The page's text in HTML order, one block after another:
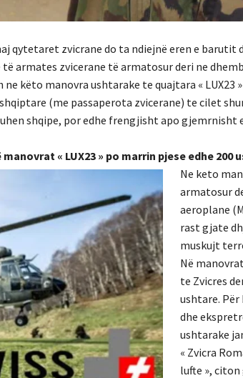
qytetaret zvicrane do ta ndiejnë eren e barutit
armates zvicerane të armatosur deri ne
këto manovra ushtarake te quajtara « LUX23
(me passaperota zvicerane) te cilet
shqipe, por edhe frengjisht apo
manovrat « LUX23 » po marrin pjese edhe
Ne keto
armatosur
aeroplane
rast gjate
muskujt
Në
te Zvicres
ushtare.
dhe
ushtarake
« Zvicra
lufte », citon